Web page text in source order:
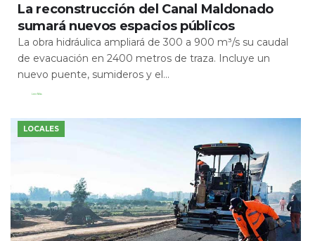
La reconstrucción del Canal Maldonado
sumará nuevos espacios públicos
La obra hidráulica ampliará de 300 a 900 m³/s su caudal
de evacuación en 2400 metros de traza. Incluye un
nuevo puente, sumideros y el...
Leer Más
LOCALES